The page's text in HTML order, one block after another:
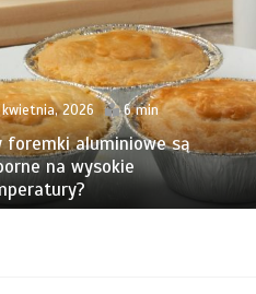
kwietnia, 2026 6 min
foremki aluminiowe są
na wysokie